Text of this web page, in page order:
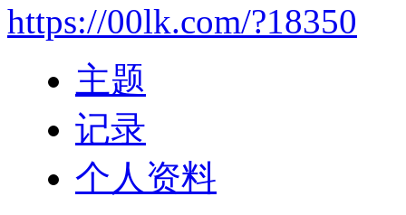
https://00lk.com/?18350
主题
记录
个人资料